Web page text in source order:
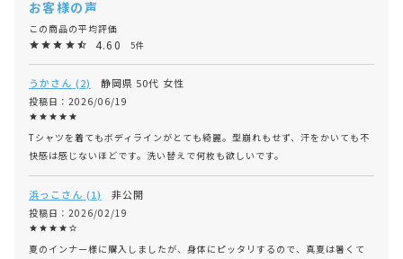
4.60 5
うか 2 静岡県 50代 女性
投稿日 2026/06/19
Tシャツを着てもボディラインがとても綺麗。型崩れもせず、汗をかいても不
快感は感じないほどです。洗い替えで何枚も欲しいです。
浜っこ 1 非公開
投稿日 2026/02/19
夏のインナー様に購入しましたが、身体にピッタリするので、真夏は暑くて